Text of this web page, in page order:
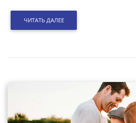
ЧИТАТЬ ДАЛЕЕ